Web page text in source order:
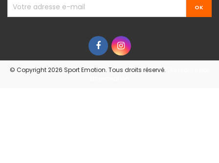
© Copyright 2026 Sport Emotion. Tous droits réservé.